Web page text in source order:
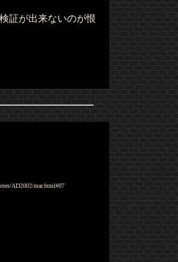
証が出来ないのが恨
AD2002/mar.html#07